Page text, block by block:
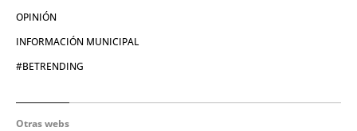
OPINIÓN
INFORMACIÓN MUNICIPAL
#BETRENDING
Otras webs